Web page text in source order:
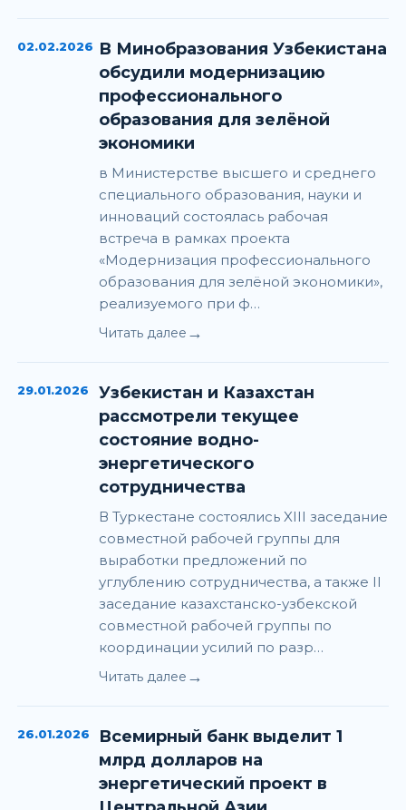
02.02.2026 В Минобразования Узбекистана
обсудили модернизацию
профессионального
образования для зелёной
экономики
в Министерстве высшего и среднего
специального образования, науки и
инноваций состоялась рабочая
встреча в рамках проекта
«Модернизация профессионального
образования для зелёной экономики»,
реализуемого при ф…
Читать далее →
29.01.2026
Узбекистан и Казахстан
рассмотрели текущее
состояние водно-
энергетического
сотрудничества
В Туркестане состоялись XIII заседание
совместной рабочей группы для
выработки предложений по
углублению сотрудничества, а также II
заседание казахстанско-узбекской
совместной рабочей группы по
координации усилий по разр…
Читать далее →
26.01.2026
Всемирный банк выделит 1
млрд долларов на
энергетический проект в